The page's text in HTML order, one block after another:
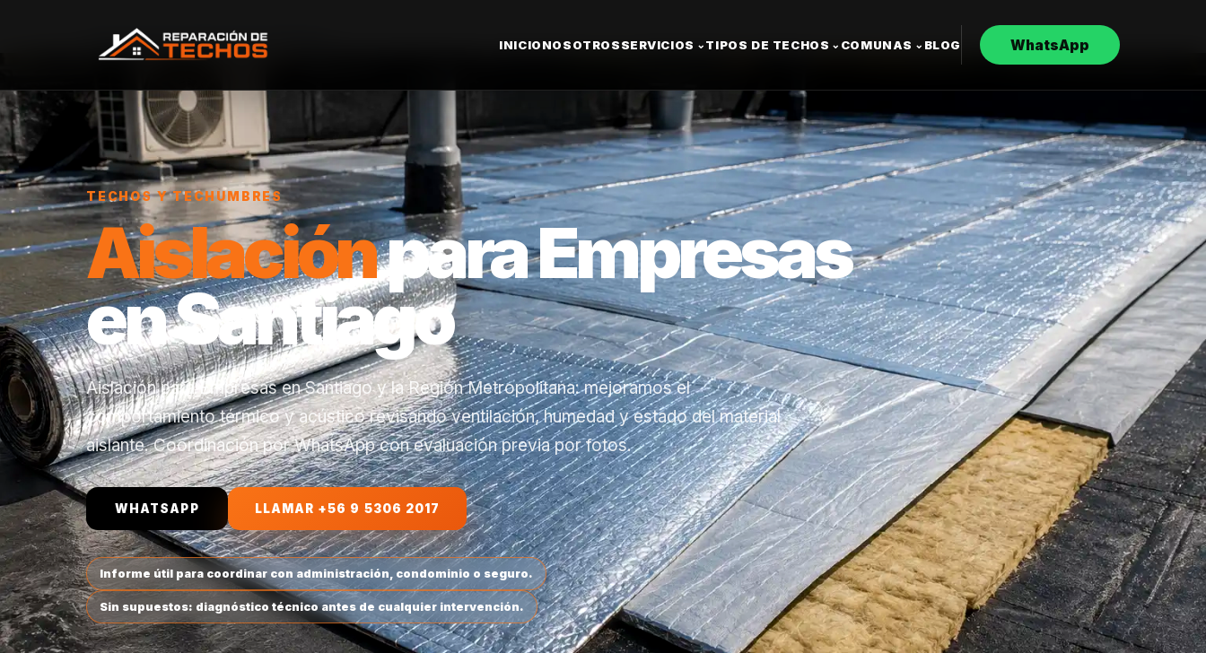
INICIONOSOTROSSERVICIOS ⌄ TIPOS DE TECHOS ⌄ COMUNAS ⌄ BLOG WhatsApp
Inicio/Servicios/Aislación para Empresas
TECHOS Y TECHUMBRES
Aislaciónpara Empresas
en Santiago
Aislación para Empresas en Santiago y la Región Metropolitana: mejoramos el
comportamiento térmico y acústico revisando ventilación, humedad y estado del material
aislante. Coordinación por WhatsApp con evaluación previa por fotos.
WHATSAPP LLAMAR +56 9 5306 2017
Informe útil para coordinar con administración, condominio o seguro.
Sin supuestos: diagnóstico técnico antes de cualquier intervención.